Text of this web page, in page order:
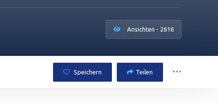
Ansichten - 2616
Speichern Teilen